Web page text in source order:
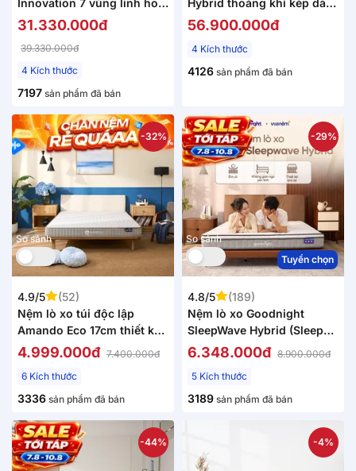
Innovation 7 vùng linh hoạt
dày 30cm
31.330.000đ
39.330.000đ
4 Kích thước
7197 sản phẩm đã bán
Hybrid thoáng khí kép dày
26cm (Phiên bản giới hạn)
56.900.000đ
4 Kích thước
4126 sản phẩm đã bán
So sánh
-32%
4.9/5
(52)
Nệm lò xo túi độc lập
Amando Eco 17cm thiết kế
nhỏ gọn
4.999.000đ 7.400.000đ
6 Kích thước
3336 sản phẩm đã bán
So sánh
-29%
Tuyển chọn
4.8/5
(189)
Nệm lò xo Goodnight
SleepWave Hybrid (Sleep
Wave 4.0) giảm tiếng ồn
6.348.000đ 8.900.000đ
5 Kích thước
3189 sản phẩm đã bán
-44% -4%